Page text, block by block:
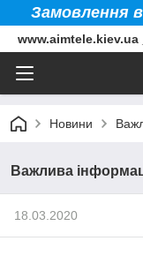
Замовлення
Новини
Важлива
18.03.2020